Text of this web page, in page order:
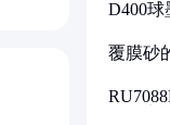
D400
覆膜砂